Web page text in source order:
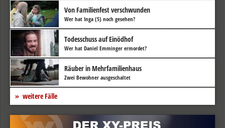
Von Familienfest verschwunden
Wer hat Inga (5) noch gesehen?
Todesschuss auf Einödhof
Wer hat Daniel Emminger ermordet?
Räuber in Mehrfamilienhaus
Zwei Bewohner ausgeschaltet
weitere Fälle